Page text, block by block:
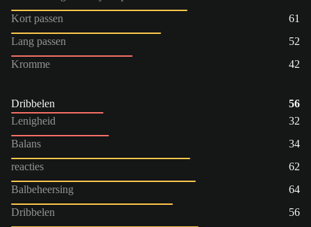
Kort passen
61
Lang passen
52
Kromme
42
Dribbelen
56
Lenigheid
32
Balans
34
reacties
62
Balbeheersing
64
Dribbelen
56